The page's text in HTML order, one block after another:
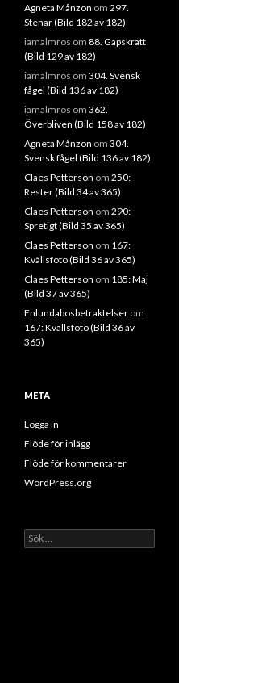
Agneta Månzon om 297.
Stenar (Bild 182 av 182)
iamalmros om 88. Gapskratt
(Bild 129 av 182)
iamalmros om 304. Svensk
fågel (Bild 136 av 182)
iamalmros om 362.
Överbliven (Bild 158 av 182)
Agneta Månzon om 304.
Svensk fågel (Bild 136 av 182)
Claes Petterson om 250:
Rester (Bild 34 av 365)
Claes Petterson om 290:
Spretigt (Bild 35 av 365)
Claes Petterson om 167:
Kvällsfoto (Bild 36 av 365)
Claes Petterson om 185: Maj
(Bild 37 av 365)
Enlundabosbetraktelser om
167: Kvällsfoto (Bild 36 av
365)
META
Logga in
Flöde för inlägg
Flöde för kommentarer
WordPress.org
Sök
efter: